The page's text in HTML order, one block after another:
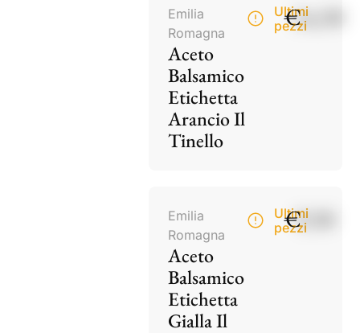
Emilia
Romagna
Aceto
Balsamico
Etichetta
Arancio Il
Tinello
Ultimi
pezzi
€14,50
Emilia
Romagna
Aceto
Balsamico
Etichetta
Gialla Il
Ultimi
pezzi
€9,50